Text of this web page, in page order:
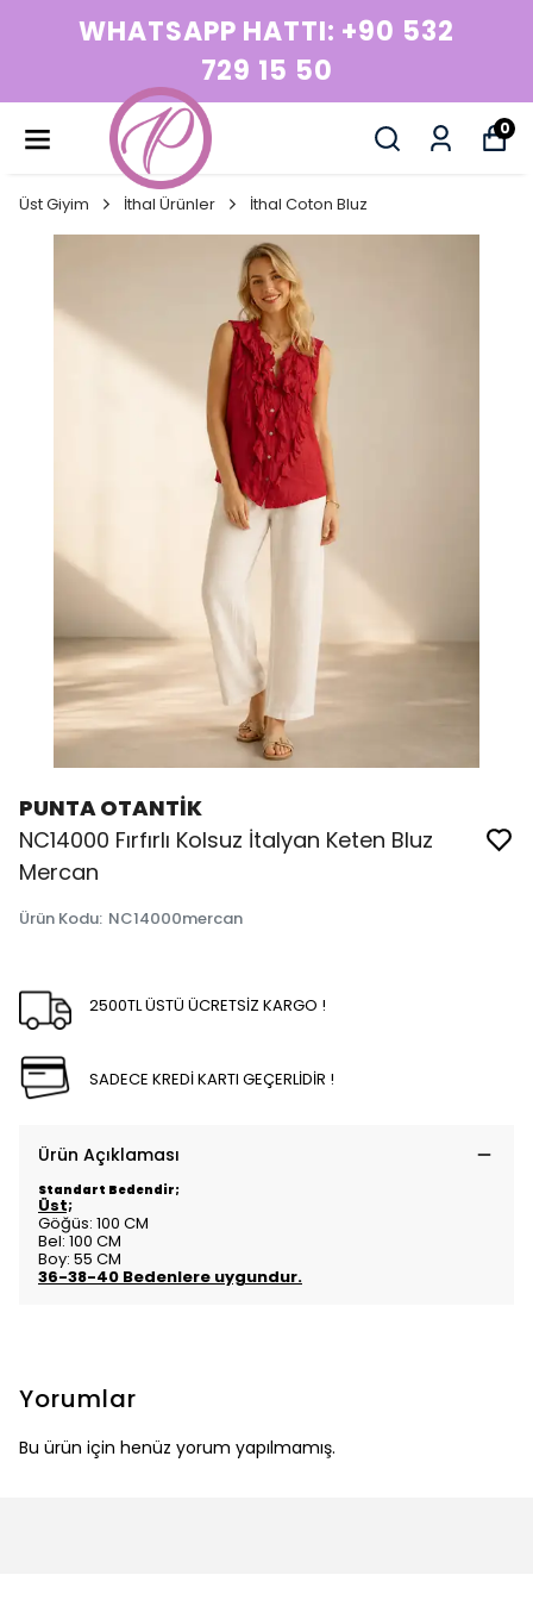
WHATSAPP HATTI: +90 532
729 15 50
0
Üst Giyim İthal Ürünler İthal Coton Bluz
PUNTA OTANTİK
NC14000 Fırfırlı Kolsuz İtalyan Keten Bluz
Mercan
Ürün Kodu: NC14000mercan
2500TL ÜSTÜ ÜCRETSİZ KARGO !
SADECE KREDİ KARTI GEÇERLİDİR !
Ürün Açıklaması
Standart Bedendir;
Üst;
Göğüs: 100 CM
Bel: 100 CM
Boy: 55 CM
36-38-40 Bedenlere uygundur.
Yorumlar
Bu ürün için henüz yorum yapılmamış.